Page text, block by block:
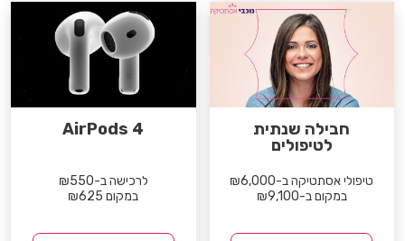
חבילה שנתית
לטיפולים
טיפולי אסתטיקה ב-₪6,000
במקום ב-₪9,100
AirPods 4
לרכישה ב-₪550
במקום ₪625